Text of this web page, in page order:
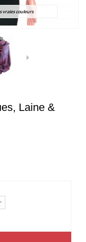
vraies couleurs
Laine &